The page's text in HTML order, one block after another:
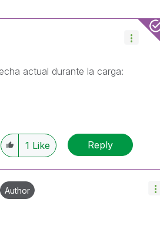
actual durante la carga:
1 Like Reply
Author